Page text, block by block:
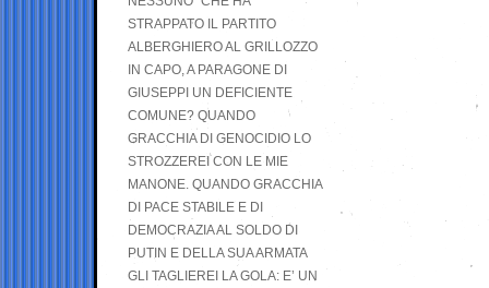
STRAPPATO IL PARTITO
ALBERGHIERO AL GRILLOZZO
IN CAPO, A PARAGONE DI
GIUSEPPI UN DEFICIENTE
COMUNE? QUANDO
GRACCHIA DI GENOCIDIO LO
STROZZEREI CON LE MIE
MANONE. QUANDO GRACCHIA
DI PACE STABILE E DI
DEMOCRAZIA AL SOLDO DI
PUTIN E DELLA SUA ARMATA
GLI TAGLIEREI LA GOLA: E’ UN